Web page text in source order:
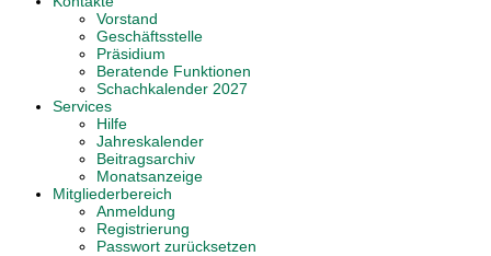
Vorstand
Geschäftsstelle
Präsidium
Beratende Funktionen
Schachkalender 2027
Services
Hilfe
Jahreskalender
Beitragsarchiv
Monatsanzeige
Mitgliederbereich
Anmeldung
Registrierung
Passwort zurücksetzen